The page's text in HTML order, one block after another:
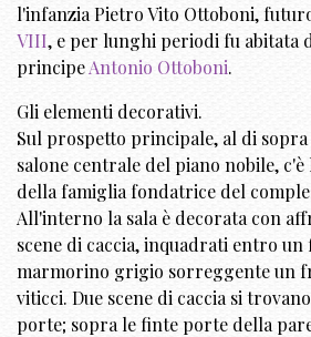
l'infanzia Pietro Vito Ottoboni,
VIII, e per lunghi periodi fu abitata
principeAntonio Ottoboni.
Gli elementi decorativi.
Sul prospetto principale, al di
salone centrale del piano nobile,
della famiglia fondatrice del
All'interno la sala è decorata con
scene di caccia, inquadrati entro
marmorino grigio sorreggente un
viticci. Due scene di caccia si
porte; sopra le finte porte della